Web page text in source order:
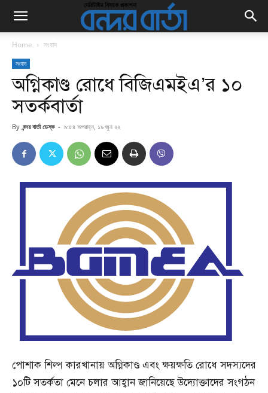
Home সংবাদ
সংবাদ
অগ্নিকাণ্ড রোধে বিজিএমইএ’র ১০
সতর্কবার্তা
By বন্দর বার্তা ডেস্ক - ৯:৫৪ অপরাহ্ন, ১৯ জুন ২২
পোশাক শিল্প কারখানায় অগ্নিকাণ্ড এবং ক্ষয়ক্ষতি রোধে সদস্যদের
১০টি সতর্কতা মেনে চলার আহ্বান জানিয়েছে উদ্যোক্তাদের সংগঠন